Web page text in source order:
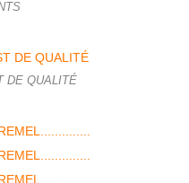
DE QUALITÉ